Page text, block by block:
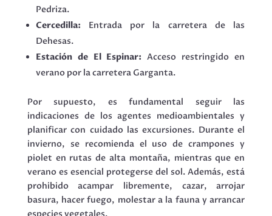
Pedriza.
Cercedilla: Entrada por la carretera de las
Dehesas.
Estación de El Espinar: Acceso restringido en
verano por la carretera Garganta.
Por supuesto, es fundamental seguir las
indicaciones de los agentes medioambientales y
planificar con cuidado las excursiones. Durante el
invierno, se recomienda el uso de crampones y
piolet en rutas de alta montaña, mientras que en
verano es esencial protegerse del sol. Además, está
prohibido acampar libremente, cazar, arrojar
basura, hacer fuego, molestar a la fauna y arrancar